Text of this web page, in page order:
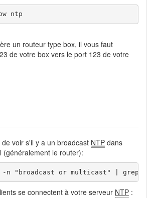
ntp
un routeur type box, il vous faut
de votre box vers le port 123 de votre
voir s'il y a un broadcast NTP dans
(généralement le router):
-n "broadcast or multicast" | grep
se connectent à votre serveur NTP :